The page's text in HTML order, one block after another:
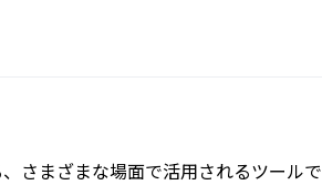
さまざまな場面で活用されるツールで